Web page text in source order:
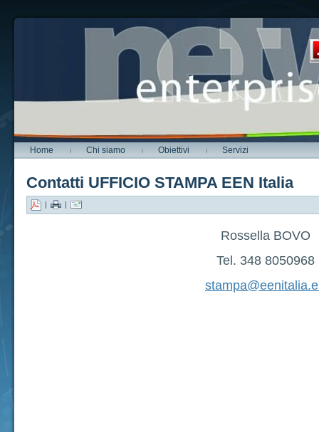
Home Chi siamo Obiettivi Servizi
Contatti UFFICIO STAMPA EEN Italia
| |
Rossella BOVO
Tel. 348 8050968